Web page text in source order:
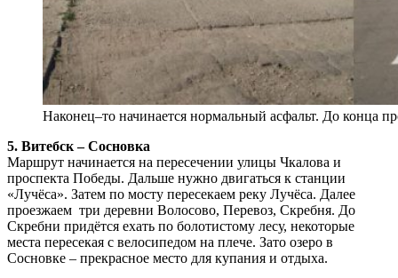
Наконец–то начинается нормальный асфальт. До конца
5. Витебск – Сосновка
Маршрут начинается на пересечении улицы Чкалова и
проспекта Победы. Дальше нужно двигаться к станции
«Лучёса». Затем по мосту пересекаем реку Лучёса. Далее
проезжаем три деревни Волосово, Перевоз, Скребня. До
Скребни придётся ехать по болотистому лесу, некоторые
места пересекая с велосипедом на плече. Зато озеро в
Сосновке – прекрасное место для купания и отдыха.